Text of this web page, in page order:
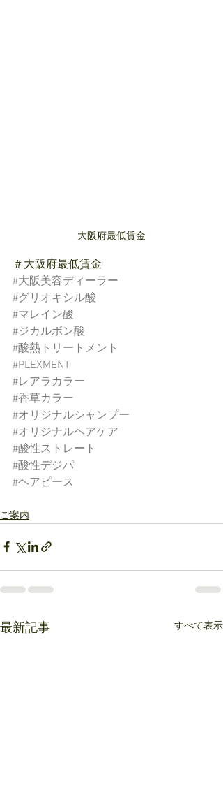
大阪府最低賃金
＃大阪府最低賃金
#大阪美容ディーラー
#グリオキシル酸
#マレイン酸
#ジカルボン酸
#酸熱トリートメント
#PLEXMENT
#レアラカラー
#香草カラー
#オリジナルシャンプー
#オリジナルヘアケア
#酸性ストレート
#酸性デジパ
#ヘアピース
ご案内
最新記事 すべて表示